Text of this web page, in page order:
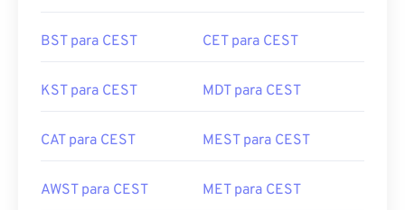
BST para CEST CET para CEST
KST para CEST MDT para CEST
CAT para CEST MEST para CEST
AWST para CEST MET para CEST